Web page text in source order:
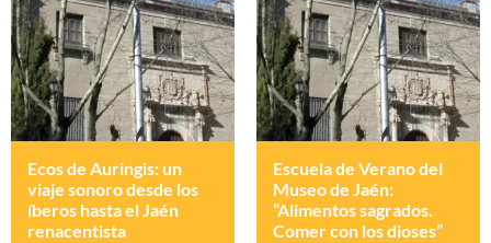
Ecos de Auringis: un
viaje sonoro desde los
íberos hasta el Jaén
renacentista
Escuela de Verano del
Museo de Jaén:
“Alimentos sagrados.
Comer con los dioses”